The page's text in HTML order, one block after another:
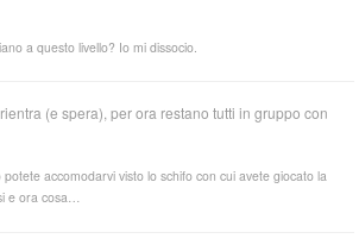
a questo livello? Io mi dissocio.
(e spera), per ora restano tutti in gruppo con
accomodarvi visto lo schifo con cui avete giocato la
e ora cosa…